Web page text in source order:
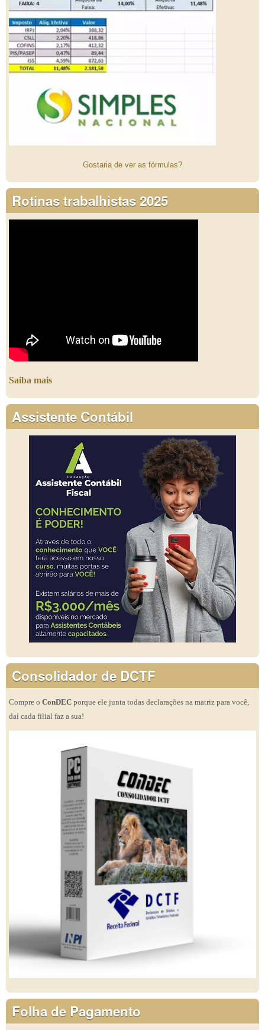
Gostaria de ver as fórmulas?
Rotinas trabalhistas 2025
Saiba mais
Assistente Contábil
Consolidador de DCTF
Compre o ConDEC porque ele junta todas declarações na matriz para você,
daí cada filial faz a sua!
Folha de Pagamento